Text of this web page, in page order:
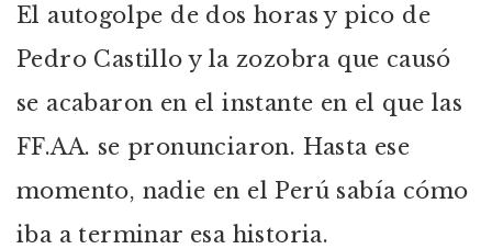
El autogolpe de dos horas y pico de
Pedro Castillo y la zozobra que causó
se acabaron en el instante en el que las
FF.AA. se pronunciaron. Hasta ese
momento, nadie en el Perú sabía cómo
iba a terminar esa historia.